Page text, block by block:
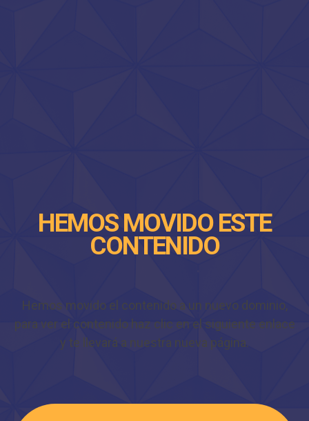
HEMOS MOVIDO ESTE
CONTENIDO
Hemos movido el contenido a un nuevo dominio,
para ver el contenido haz clic en el siguiente enlace
y te llevará a nuestra nueva página.